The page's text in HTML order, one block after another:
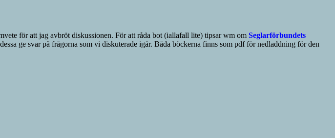
för att jag avbröt diskussionen. För att råda bot (iallafall lite) tipsar wm om Seglarförbundets
ge svar på frågorna som vi diskuterade igår. Båda böckerna finns som pdf för nedladdning för den